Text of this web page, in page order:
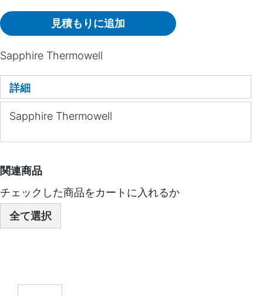
見積もりに追加
Sapphire Thermowell
詳細
Sapphire Thermowell
関連商品
チェックした商品をカートに入れるか
全て選択